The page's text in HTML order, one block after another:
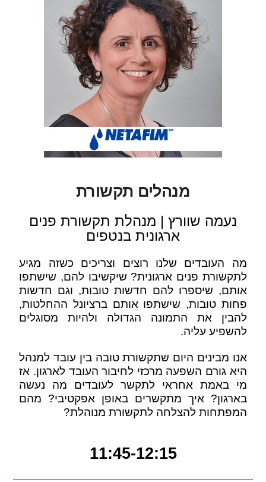
מנהלים תקשורת
נעמה שוורץ | מנהלת תקשורת פנים
ארגונית בנטפים
מה העובדים שלנו רוצים וצריכים כשזה מגיע
לתקשורת פנים ארגונית? שיקשיבו להם, שישתפו
אותם, שיספרו להם חדשות טובות, וגם חדשות
פחות טובות, שישתפו אותם ברציונל ההחלטות,
להבין את התמונה הגדולה ולהיות מסוגלים
להשפיע עליה.
אנו מבינים היום שתקשורת טובה בין עובד למנהל
היא גורם השפעה מרכזי לחיבור העובד לארגון. אז
מי באמת אחראי לתקשר לעובדים מה נעשה
בארגון? איך מתקשרים באופן אפקטיבי? מהם
המפתחות להצלחה לתקשורת מנוהלת?
11:45-12:15